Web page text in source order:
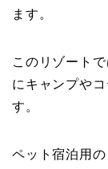
ます。
このリゾート
にキャンプや
す。
ペット宿泊用